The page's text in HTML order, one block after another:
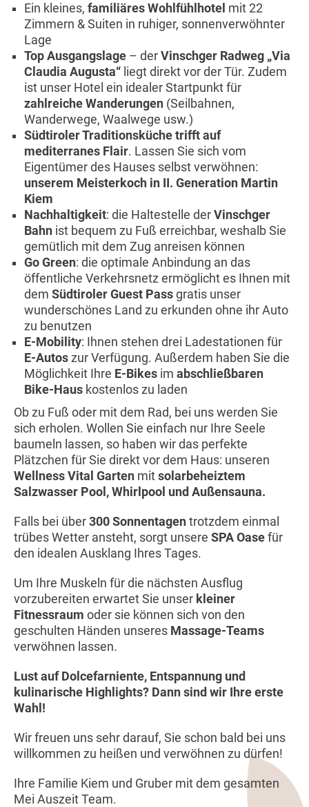
Ein kleines, familiäres Wohlfühlhotel mit 22
Zimmern & Suiten in ruhiger, sonnenverwöhnter
Lage
Top Ausgangslage – der Vinschger Radweg „Via
Claudia Augusta“ liegt direkt vor der Tür. Zudem
ist unser Hotel ein idealer Startpunkt für
zahlreiche Wanderungen (Seilbahnen,
Wanderwege, Waalwege usw.)
Südtiroler Traditionsküche trifft auf
mediterranes Flair. Lassen Sie sich vom
Eigentümer des Hauses selbst verwöhnen:
unserem Meisterkoch in II. Generation Martin
Kiem
Nachhaltigkeit: die Haltestelle der Vinschger
Bahn ist bequem zu Fuß erreichbar, weshalb Sie
gemütlich mit dem Zug anreisen können
Go Green: die optimale Anbindung an das
öffentliche Verkehrsnetz ermöglicht es Ihnen mit
dem Südtiroler Guest Pass gratis unser
wunderschönes Land zu erkunden ohne ihr Auto
zu benutzen
E-Mobility: Ihnen stehen drei Ladestationen für
E-Autos zur Verfügung. Außerdem haben Sie die
Möglichkeit Ihre E-Bikes im abschließbaren
Bike-Haus kostenlos zu laden
Ob zu Fuß oder mit dem Rad, bei uns werden Sie
sich erholen. Wollen Sie einfach nur Ihre Seele
baumeln lassen, so haben wir das perfekte
Plätzchen für Sie direkt vor dem Haus: unseren
Wellness Vital Garten mit solarbeheiztem
Salzwasser Pool, Whirlpool und Außensauna.
Falls bei über 300 Sonnentagen trotzdem einmal
trübes Wetter ansteht, sorgt unsere SPA Oase für
den idealen Ausklang Ihres Tages.
Um Ihre Muskeln für die nächsten Ausflug
vorzubereiten erwartet Sie unser kleiner
Fitnessraum oder sie können sich von den
geschulten Händen unseres Massage-Teams
verwöhnen lassen.
Lust auf Dolcefarniente, Entspannung und
kulinarische Highlights? Dann sind wir Ihre erste
Wahl!
Wir freuen uns sehr darauf, Sie schon bald bei uns
willkommen zu heißen und verwöhnen zu dürfen!
Ihre Familie Kiem und Gruber mit dem gesamten
Mei Auszeit Team.